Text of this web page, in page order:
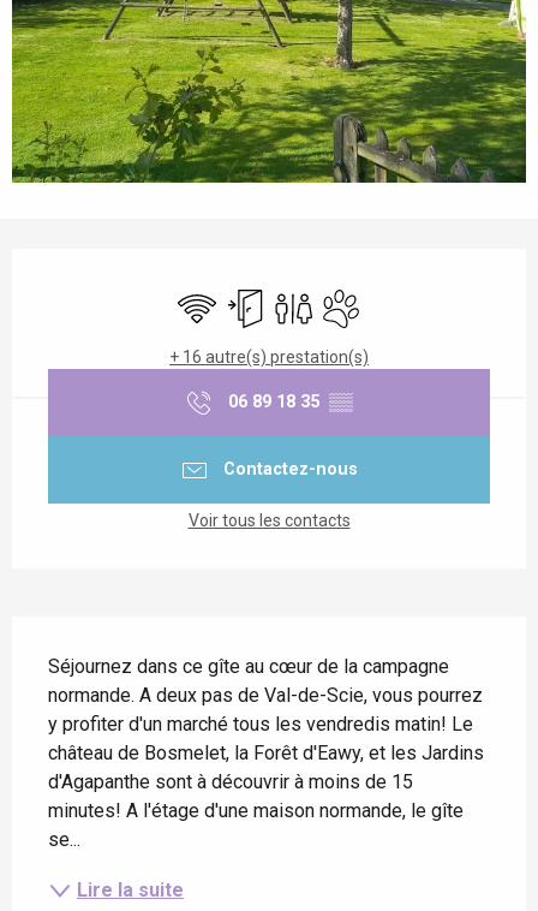
WiFi
Entrée indépendante
ToilettesAnimaux acceptés
+ 16 autre(s) prestation(s)
06 89 18 35 ▒▒
Contactez-nous
Voir tous les contacts
Séjournez dans ce gîte au cœur de la campagne
normande. A deux pas de Val-de-Scie, vous pourrez
y profiter d'un marché tous les vendredis matin! Le
château de Bosmelet, la Forêt d'Eawy, et les Jardins
d'Agapanthe sont à découvrir à moins de 15
minutes! A l'étage d'une maison normande, le gîte
se...
Lire la suite